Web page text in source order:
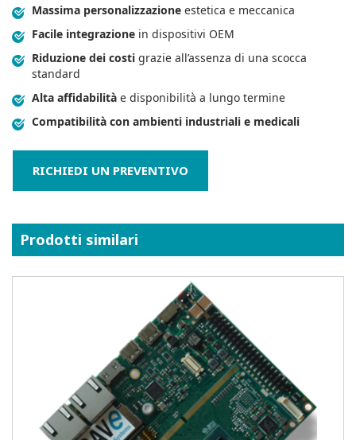
Massima personalizzazione estetica e meccanica
Facile integrazione in dispositivi OEM
Riduzione dei costi grazie all’assenza di una scocca
standard
Alta affidabilità e disponibilità a lungo termine
Compatibilità con ambienti industriali e medicali
RICHIEDI UN PREVENTIVO
Prodotti similari